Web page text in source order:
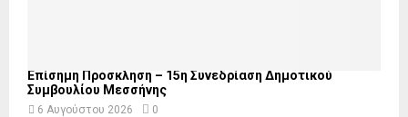
Επίσημη Πρόσκληση – 15η Συνεδρίαση Δημοτικού
Συμβουλίου Μεσσήνης
6 Αυγούστου 2026 0